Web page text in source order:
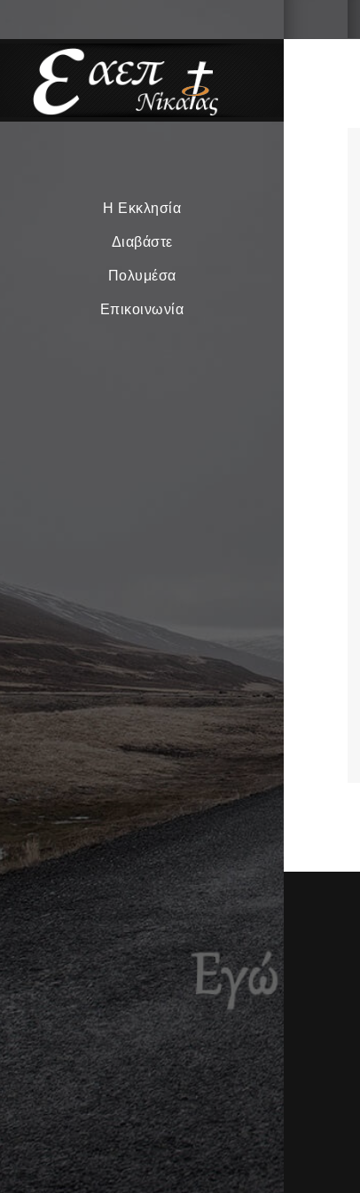
Η Εκκλησία
Διαβάστε
Πολυμέσα
Επικοινωνία